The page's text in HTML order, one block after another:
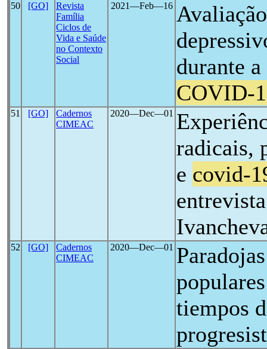
50 [GO]
Revista
Família
Ciclos de
Vida e Saúde
no Contexto
Social
2021―Feb―16
durante
COVID-
51 [GO]
Cadernos
CIMEAC
2020―Dec―01
radicais,
e covid-
52 [GO]
Cadernos
CIMEAC
2020―Dec―01
tiempos